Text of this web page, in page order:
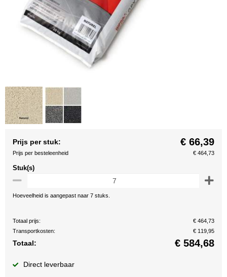
Prijs per stuk: € 66,39
Prijs per besteleenheid € 464,73
Stuk(s)
Hoeveelheid is aangepast naar 7 stuks.
Totaal prijs:
€ 464,73
Transportkosten:
€ 119,95
Totaal: € 584,68
Direct leverbaar